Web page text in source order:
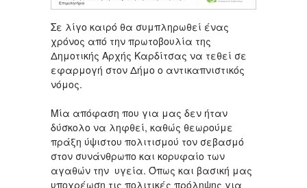
Σε λίγο καιρό θα συμπληρωθεί ένας
χρόνος από την πρωτοβουλία της
Δημοτικής Αρχής Καρδίτσας να τεθεί σε
εφαρμογή στον Δήμο ο αντικαπνιστικός
νόμος.
Μία απόφαση που για μας δεν ήταν
δύσκολο να ληφθεί, καθώς θεωρούμε
πράξη ύψιστου πολιτισμού τον σεβασμό
στον συνάνθρωπο και κορυφαίο των
αγαθών την υγεία. Όπως και βασική μας
υποχρέωση τις πολιτικές πρόληψης για